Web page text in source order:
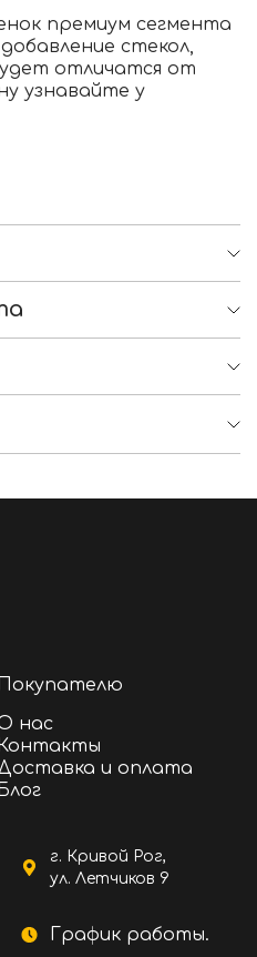
премиум сегмента
стекол,
отличатся от
узнавайте у
Покупателю
нас
Контакты
и оплата
Блог
г. Кривой Рог,
ул. Летчиков 9
График работы.